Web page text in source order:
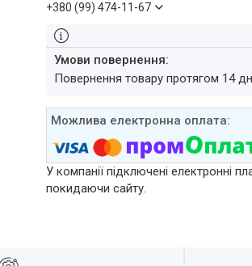
+380 (99) 474-11-67
повернення товару протягом 14
У компанії підключені електронні
покидаючи сайту.